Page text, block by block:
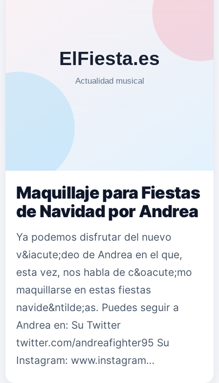
Maquillaje para Fiestas
de Navidad por Andrea
Ya podemos disfrutar del nuevo
v&iacute;deo de Andrea en el que,
esta vez, nos habla de c&oacute;mo
maquillarse en estas fiestas
navide&ntilde;as. Puedes seguir a
Andrea en: Su Twitter
twitter.com/andreafighter95 Su
Instagram: www.instagram…